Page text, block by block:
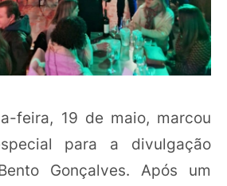
feira, 19 de maio, marcou
para a divulgação
Gonçalves. Após um